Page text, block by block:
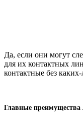
Да, если они могут
для их контактных
контактные без
Главные преимущества